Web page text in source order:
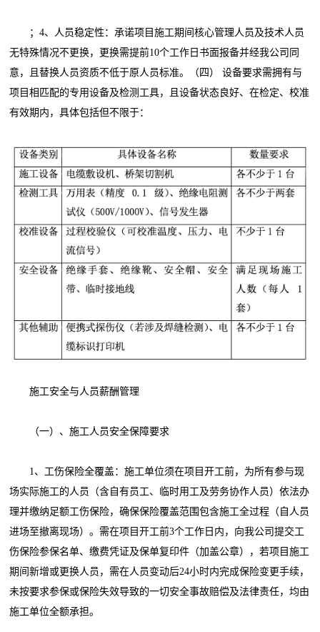
；4、人员稳定性：承诺项目施工期间核心管理人员及技术人员
无特殊情况不更换，更换需提前10个工作日书面报备并经我公司同
意，且替换人员资质不低于原人员标准。（四） 设备要求需拥有与
项目相匹配的专用设备及检测工具，且设备状态良好、在检定、校准
有效期内，具体包括但不限于：
施工安全与人员薪酬管理
（一）、施工人员安全保障要求
1、工伤保险全覆盖：施工单位须在项目开工前，为所有参与现
场实际施工的人员（含自有员工、临时用工及劳务协作人员）依法办
理并缴纳足额工伤保险，确保保险覆盖范围包含施工全过程（自人员
进场至撤离现场）。需在项目开工前3个工作日内，向我公司提交工
伤保险参保名单、缴费凭证及保单复印件（加盖公章），若项目施工
期间新增或更换人员，需在人员变动后24小时内完成保险变更手续，
未按要求参保或保险失效导致的一切安全事故赔偿及法律责任，均由
施工单位全额承担。